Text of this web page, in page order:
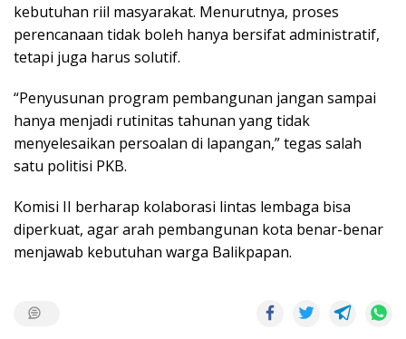
kebutuhan riil masyarakat. Menurutnya, proses
perencanaan tidak boleh hanya bersifat administratif,
tetapi juga harus solutif.
“Penyusunan program pembangunan jangan sampai
hanya menjadi rutinitas tahunan yang tidak
menyelesaikan persoalan di lapangan,” tegas salah
satu politisi PKB.
Komisi II berharap kolaborasi lintas lembaga bisa
diperkuat, agar arah pembangunan kota benar-benar
menjawab kebutuhan warga Balikpapan.